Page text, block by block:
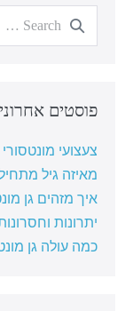
פוסטים
צעצועי
מאיזה גיל
איך מזהים גן
יתרונות
כמה עולה גן